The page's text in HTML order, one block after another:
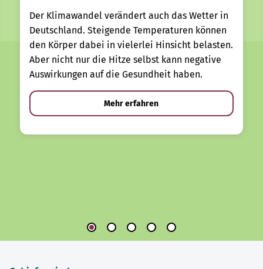
Der Klimawandel verändert auch das Wetter in
Deutschland. Steigende Temperaturen können
den Körper dabei in vielerlei Hinsicht belasten.
Aber nicht nur die Hitze selbst kann negative
Auswirkungen auf die Gesundheit haben.
Mehr erfahren